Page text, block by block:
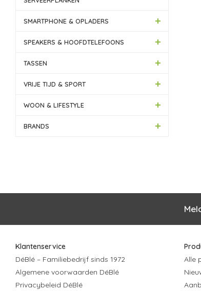
SMARTPHONE & OPLADERS
SPEAKERS & HOOFDTELEFOONS
TASSEN
VRIJE TIJD & SPORT
WOON & LIFESTYLE
BRANDS
Klantenservice
DéBlé – Familiebedrijf sinds 1972
Algemene voorwaarden DéBlé
Privacybeleid DéBlé
Alle